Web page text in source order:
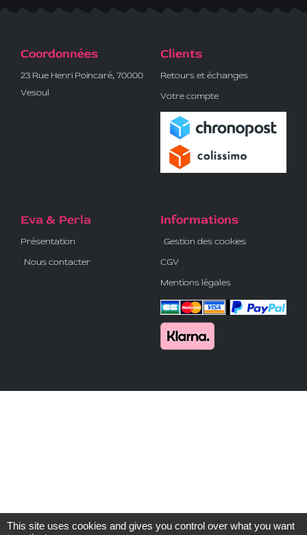
Coordonnées
23 Rue Henri Poincaré, 70000
Vesoul
Clients
Retours et échanges
Votre compte
Eva & Perla
Présentation
Nous contacter
Informations
Gestion des cookies
CGV
Mentions légales
This site uses cookies and gives you control over what you want